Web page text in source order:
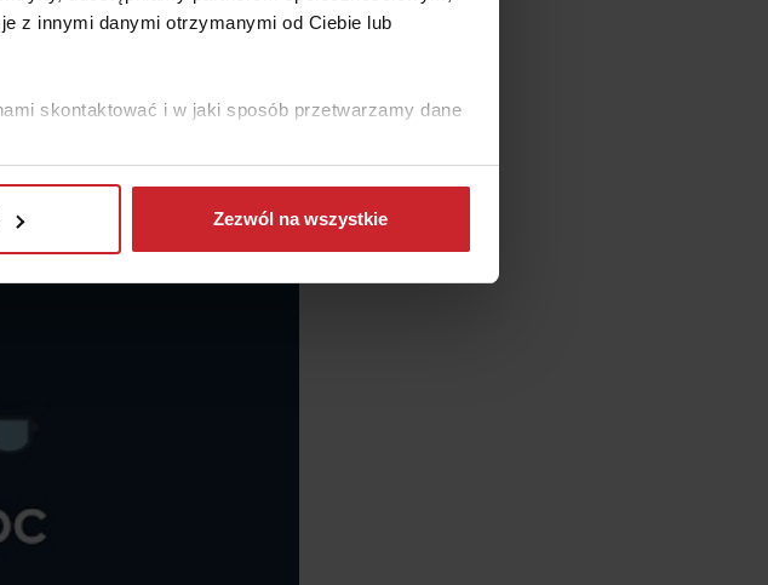
z innymi danymi otrzymanymi od Ciebie lub
skontaktować i w jaki sposób przetwarzamy dane
Zezwól na wszystkie